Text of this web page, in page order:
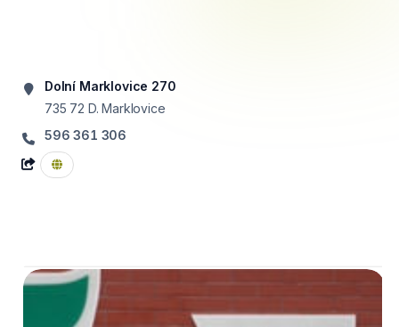
Dolní Marklovice 270
735 72 D. Marklovice
596 361 306